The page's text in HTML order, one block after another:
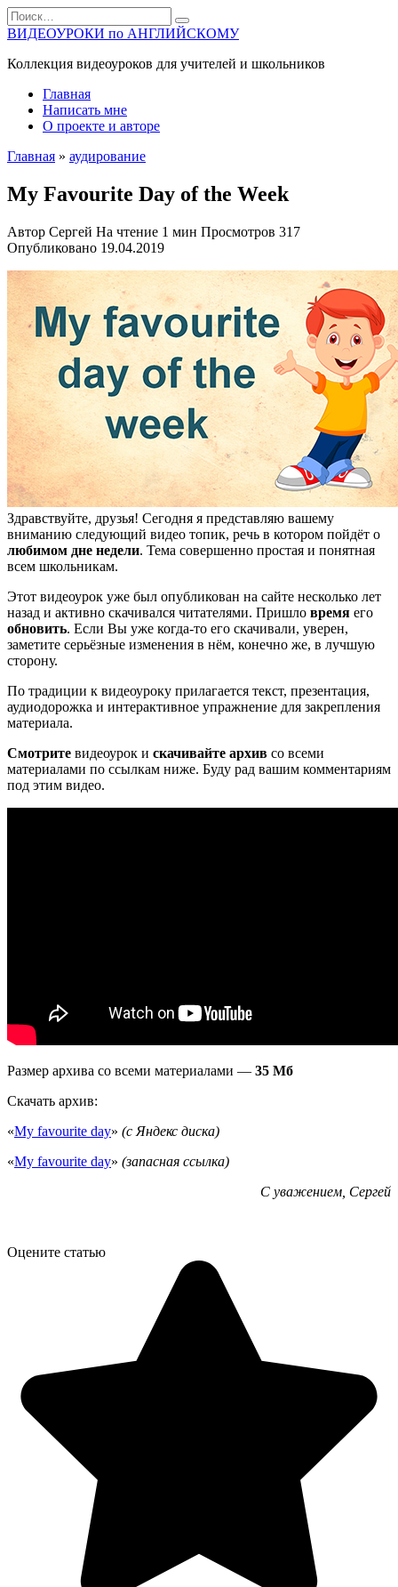
Перейти
к
содержанию
Search
for:
ВИДЕОУРОКИ по АНГЛИЙСКОМУ
Коллекция видеоуроков для учителей и школьников
Главная
Написать мне
О проекте и авторе
Главная » аудирование
My Favourite Day of the Week
Автор Сергей На чтение 1 мин Просмотров 317
Опубликовано 19.04.2019
Здравствуйте, друзья! Сегодня я представляю вашему
вниманию следующий видео топик, речь в котором пойдёт о
любимом дне недели. Тема совершенно простая и понятная
всем школьникам.
Этот видеоурок уже был опубликован на сайте несколько лет
назад и активно скачивался читателями. Пришло время его
обновить. Если Вы уже когда-то его скачивали, уверен,
заметите серьёзные изменения в нём, конечно же, в лучшую
сторону.
По традиции к видеоуроку прилагается текст, презентация,
аудиодорожка и интерактивное упражнение для закрепления
материала.
Смотрите видеоурок и скачивайте архив со всеми
материалами по ссылкам ниже. Буду рад вашим комментариям
под этим видео.
Размер архива со всеми материалами — 35 Мб
Скачать архив:
«My favourite day» (с Яндекс диска)
«My favourite day» (запасная ссылка)
С уважением, Сергей
Оцените статью